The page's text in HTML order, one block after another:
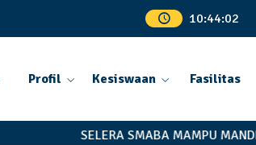
10:44:03
Profil Kesiswaan Fasilitas
SELERA SMABA MAMPU